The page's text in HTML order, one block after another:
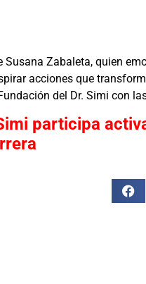
Zabaleta, quien
acciones que
del Dr. Simi con
participa